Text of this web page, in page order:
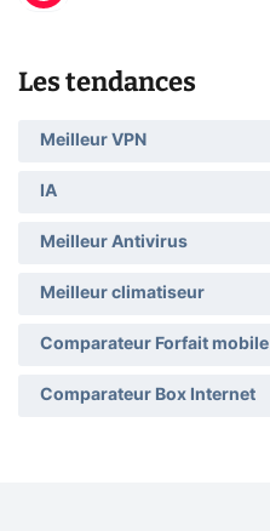
Les tendances
Meilleur VPN
IA
Meilleur Antivirus
Meilleur climatiseur
Comparateur Forfait mobile
Comparateur Box Internet